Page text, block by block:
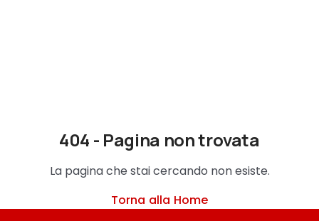
404 - Pagina non trovata
La pagina che stai cercando non esiste.
Torna alla Home